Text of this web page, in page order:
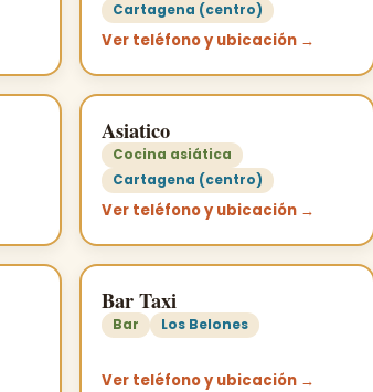
Cartagena (centro)
Ver teléfono y ubicación →
Asiatico
Cocina asiática
Cartagena (centro)
Ver teléfono y ubicación →
Bar Taxi
Bar Los Belones
Ver teléfono y ubicación →